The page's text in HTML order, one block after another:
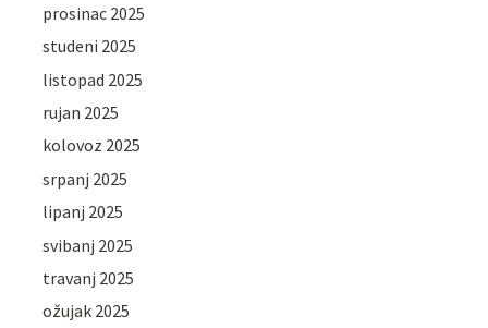
prosinac 2025
studeni 2025
listopad 2025
rujan 2025
kolovoz 2025
srpanj 2025
lipanj 2025
svibanj 2025
travanj 2025
ožujak 2025